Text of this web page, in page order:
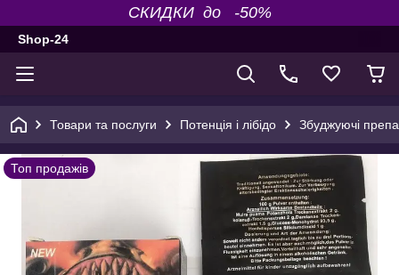
СКИДКИ до -50%
Shop-24
Товари та послуги Потенція і лібідо Збуджуючі
Топ продажів